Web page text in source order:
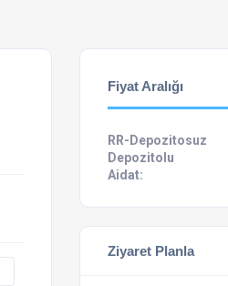
Fiyat Aralığı
RR-Depozitosuz
Depozitolu
Aidat:
Ziyaret Planla